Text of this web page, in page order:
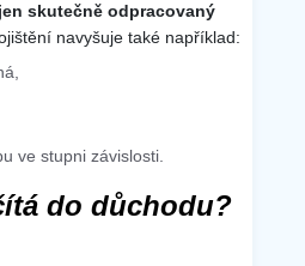
skutečně odpracovaný
navyšuje také například:
ve stupni závislosti.
do důchodu?